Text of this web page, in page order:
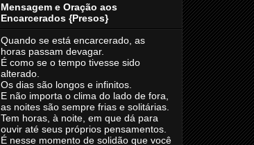
Mensagem e Oração aos
Encarcerados {Presos}
Quando se está encarcerado, as
horas passam devagar.
É como se o tempo tivesse sido
alterado.
Os dias são longos e infinitos.
E não importa o clima do lado de fora,
as noites são sempre frias e solitárias.
Tem horas, à noite, em que dá para
ouvir até seus próprios pensamentos.
É nesse momento de solidão que você